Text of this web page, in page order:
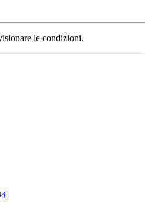
le condizioni.